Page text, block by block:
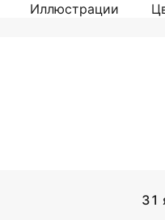
Иллюстрации
31